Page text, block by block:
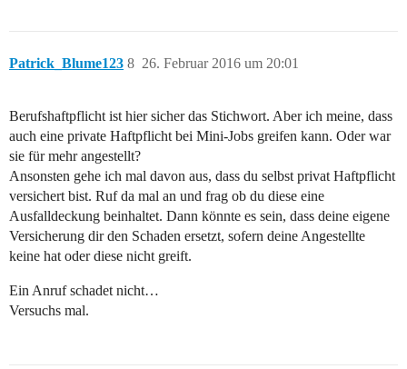
Patrick_Blume123 26. Februar 2016 um 20:01
8
Berufshaftpflicht ist hier sicher das Stichwort. Aber ich meine, dass
auch eine private Haftpflicht bei Mini-Jobs greifen kann. Oder war
sie für mehr angestellt?
Ansonsten gehe ich mal davon aus, dass du selbst privat Haftpflicht
versichert bist. Ruf da mal an und frag ob du diese eine
Ausfalldeckung beinhaltet. Dann könnte es sein, dass deine eigene
Versicherung dir den Schaden ersetzt, sofern deine Angestellte
keine hat oder diese nicht greift.
Ein Anruf schadet nicht…
Versuchs mal.